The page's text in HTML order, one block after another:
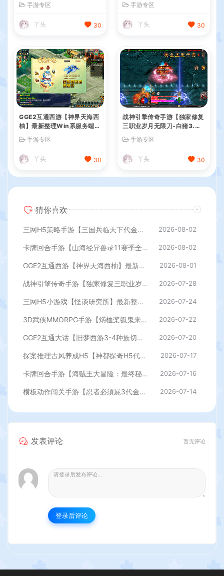
+Linux手工服务端+管理后台
+GM授权后台+简易安卓客户
端+详细搭建教程+视频教程
手游专区
丫头 30
GM后台+管理后台+热更修改
工具+安卓+详细搭建教程
手游专区
丫头 30
GGE2互通西游【神界天海西
柚】最新整理Win系服务端
工具+全套源码+详细搭建教
程
手游专区
丫头 30
战神引擎传奇手游【独家修复
三职业岁月无限刀-白猪3.
端+安卓苹果双端+GM授权后
台+详细搭建教程
手游专区
丫头 30
猜你喜欢
三网H5策略手游【三国兵临天下代金券内购七合修复版】最新整理单机一键即玩镜像端+Linux手工服务端+管理后台+GM授权后台+简易安卓客户端+详细搭建教程+视频教程 2026-08-02
卡牌回合手游【山海经异兽录11赛季全人物代金券内购版】最新整理WIN系服务端+授权GM后台+管理后台+热更修改工具+安卓+详细搭建教程 2026-08-02
GGE2互通西游【神界天海西柚】最新整理Win系服务端+安卓苹果PC三端+内置GM工具+全套源码+详细搭建教程 2026-08-01
战神引擎传奇手游【独家修复三职业岁月无限刀-白猪3.0】最新整理Win系特色服务端+安卓苹果双端+GM授权后台+详细搭建教程 2026-07-28
三网H5小游戏【怪谈研究所】最新整理WIN系服务端+Linux手工服务端+详细搭建教程 2026-07-24
3D武侠MMORPG手游【焫桖桨弧鬼来7职业精修代金券内购版】最新整Linux手工服务端+安卓苹果双端+CDK授权后台+详细搭建教程 2026-07-22
GGE2互通大话【旧梦西游3-4种族切换】最新整理Win系服务端+安卓PC互通客户端+内置GM工具+全套源码+详细搭建教程 2026-07-20
探案推理古风养成H5【神都探奇H5代金券内购版】最新整理单机一键即玩镜像端+Linux手工服务端+CDK授权后台+详细搭建教程 2026-07-17
卡牌回合手游【海贼王大冒险：最终秘宝多区跨服版】最新整理单机一键即玩镜像端+Linux手工服务端+管理后台+CDK授权后台+安卓+详细搭建教程 2026-07-16
横板动作闯关手游【忍者必須屍3代金券内购版】最新整理单机一键即玩镜像端+Linux手工服务端+安卓苹果双端+前后端全套源码+CDK授权后台+详细搭建教程 2026-07-14
发表评论 暂无评论
登录后评论